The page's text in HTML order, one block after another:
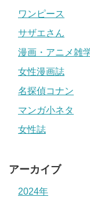
ワンピース
サザエさん
漫画・アニメ雑
女性漫画誌
名探偵コナン
マンガ小ネタ
女性誌
アーカイブ
2024年